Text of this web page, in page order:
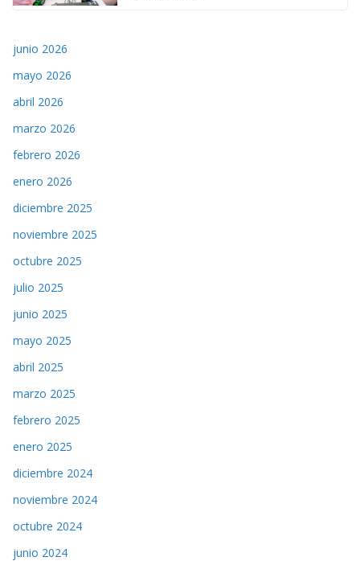
junio 2026
mayo 2026
abril 2026
marzo 2026
febrero 2026
enero 2026
diciembre 2025
noviembre 2025
octubre 2025
julio 2025
junio 2025
mayo 2025
abril 2025
marzo 2025
febrero 2025
enero 2025
diciembre 2024
noviembre 2024
octubre 2024
junio 2024